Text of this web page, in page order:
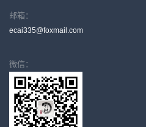
邮箱：
ecai335@foxmail.com
微信：